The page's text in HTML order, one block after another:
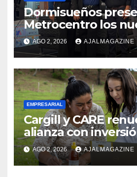
Dormisueños
Metrocentro los
modelos Muna
Comfort Life:
calidad en
AGO 2, 2026 AJALMAGAZINE
EMPRESARIAL
Cargill y CARE
alianza con
millones para el
mujeres rurales en
Centroamérica
AGO 2, 2026 AJALMAGAZINE